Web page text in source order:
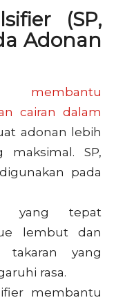
(SP,
Adonan
membantu
cairan dalam
adonan lebih
SP,
pada
yang tepat
lembut dan
takaran yang
rasa.
membantu